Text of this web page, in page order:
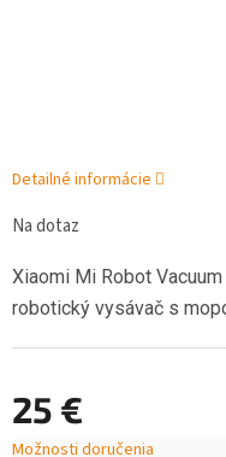
25 €
Jednotková
Na dotaz
Možnosti doručenia
Xiaomi Mi Robot
robotický vysávač s
Detailné informácie